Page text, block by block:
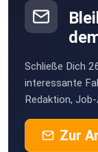
Schließe Dich
interessante
Redaktion,
Zur